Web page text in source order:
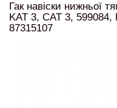
Гак навіски нижньої
KAT 3, CAT 3, 599084,
87315107